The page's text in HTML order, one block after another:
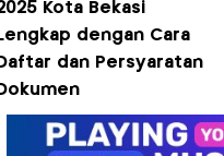
Kota Bekasi
Lengkap dengan Cara
Daftar dan Persyaratan
Dokumen